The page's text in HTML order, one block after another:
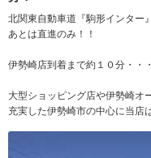
北関東自動車道『駒形インター
あとは直進のみ！！
伊勢崎店到着まで約１０分・・
大型ショッピング店や伊勢崎オ
充実した伊勢崎市の中心に当店